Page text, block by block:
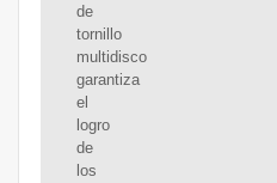
de
tornillo
multidisco
garantiza
el
logro
de
los